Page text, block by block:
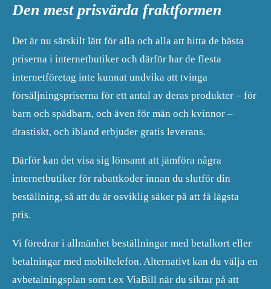
Den mest prisvärda fraktformen
Det är nu särskilt lätt för alla och alla att hitta de bästa
priserna i internetbutiker och därför har de flesta
internetföretag inte kunnat undvika att tvinga
försäljningspriserna för ett antal av deras produkter – för
barn och spädbarn, och även för män och kvinnor –
drastiskt, och ibland erbjuder gratis leverans.
Därför kan det visa sig lönsamt att jämföra några
internetbutiker för rabattkoder innan du slutför din
beställning, så att du är osviklig säker på att få lägsta
pris.
Vi föredrar i allmänhet beställningar med betalkort eller
betalningar med mobiltelefon. Alternativt kan du välja en
avbetalningsplan som t.ex ViaBill när du siktar på att